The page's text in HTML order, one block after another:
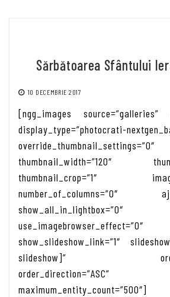
Sărbătoarea Sfântului
10 DECEMBRIE 2017
[ngg_images source=”galleries”
display_type=”photocrati-
override_thumbnail_settings=”0″
thumbnail_width=”120″
thumbnail_crop=”1″
number_of_columns=”0″
show_all_in_lightbox=”0″
use_imagebrowser_effect=”0″
show_slideshow_link=”1″
slideshow]”
order_direction=”ASC”
maximum_entity_count=”500″]